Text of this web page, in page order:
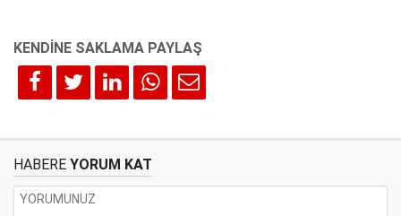
HABERE YORUM KAT